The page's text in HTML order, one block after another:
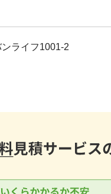
ライフ1001-2